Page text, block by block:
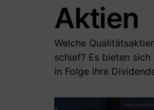
Aktien
Welche
schief? Es bieten
in Folge ihre